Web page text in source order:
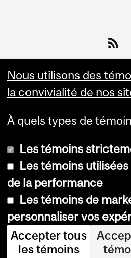
Avis sur les
Paramètres des
Se connecter
Nous utilisons des
la convivialité de nos
À quels types de
Les témoins
Les témoins
de la performance
Les témoins de
personnaliser vos
Accepter tous
les témoins